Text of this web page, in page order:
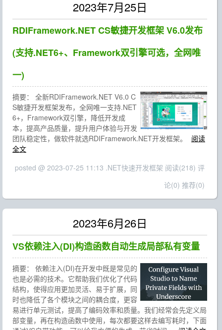
2023年7月25日
RDIFramework.NET CS敏捷开发框架 V6.0发布
(支持.NET6+、Framework双引擎可选，全网唯
一)
摘要： 全新RDIFramework.NET V6.0 C
S敏捷开发框架发布，全网唯一支持.NET
6+，Framework双引擎，降低开发成
本，提高产品质量，提升用户体验与开发
团队稳定性，做软件就选RDIFramework.NET开发框架。
阅读
全文
posted @ 2023-07-25 11:13 .NET快速开发框架 阅读(218) 评
论(0) 推荐(0)
2023年6月26日
VS依赖注入(DI)构造函数自动生成局部私有变量
摘要： 依赖注入(DI)在开发中既是常见的
也是必需的技术。它帮助我们优化了代码
结构，使得应用更加灵活、易于扩展，同
时也降低了各个模块之间的耦合度，更容
易进行单元测试，提高了编码效率和质量。我们经常会先定义局
部变量，再在构造函数中使用，每次都要这样去编写耗时，下面